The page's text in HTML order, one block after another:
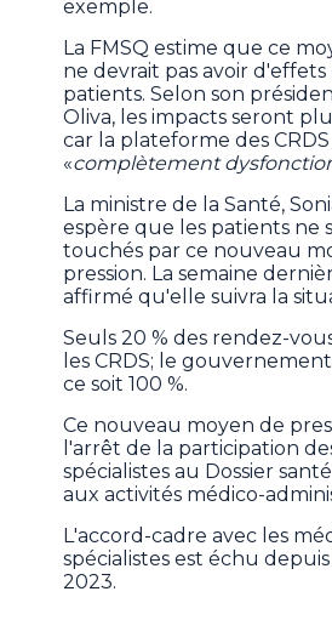
exemple.
La FMSQ estime que ce
ne devrait pas avoir
patients. Selon son
Oliva, les impacts seront
car la plateforme des
«complètement
La ministre de la Santé,
espère que les patients ne
touchés par ce nouveau
pression. La semaine
affirmé qu'elle suivra la
Seuls 20 % des rendez-
les CRDS; le
ce soit 100 %.
Ce nouveau moyen de
l'arrêt de la participation
spécialistes au Dossier
aux activités médico-
L'accord-cadre avec les
spécialistes est échu depuis
2023.